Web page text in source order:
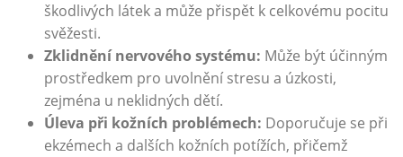
škodlivých látek a může přispět k celkovému pocitu
svěžesti.
Zklidnění nervového systému: Může být účinným
prostředkem pro uvolnění stresu a úzkosti,
zejména u neklidných dětí.
Úleva při kožních problémech: Doporučuje se při
ekzémech a dalších kožních potížích, přičemž